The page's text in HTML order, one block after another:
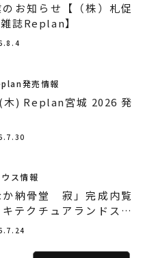
お知らせ【（株）札促
誌Replan】
2026 発
発売情報
か納骨堂 寂」完成内覧
テクチュアランドスケ
ス情報